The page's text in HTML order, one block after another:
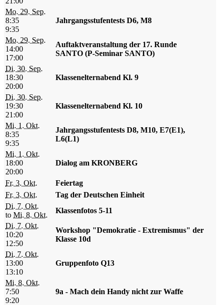
Mo. 29. Sep.
8:35
9:35
Jahrgangsstufentests D6, M8
Mo. 29. Sep.
14:00
17:00
Auftaktveranstaltung der 17. Runde
SANTO (P-Seminar SANTO)
Di. 30. Sep.
18:30
20:00
Klassenelternabend Kl. 9
Di. 30. Sep.
19:30
21:00
Klassenelternabend Kl. 10
Mi. 1. Okt.
8:35
9:35
Jahrgangsstufentests D8, M10, E7(E1),
L6(L1)
Mi. 1. Okt.
18:00
20:00
Dialog am KRONBERG
Fr. 3. Okt.
Feiertag
Fr. 3. Okt.
Tag der Deutschen Einheit
Di. 7. Okt.
to Mi. 8. Okt.
Klassenfotos 5-11
Di. 7. Okt.
10:20
12:50
Workshop "Demokratie - Extremismus" der
Klasse 10d
Di. 7. Okt.
13:00
13:10
Gruppenfoto Q13
Mi. 8. Okt.
7:50
9:20
9a - Mach dein Handy nicht zur Waffe